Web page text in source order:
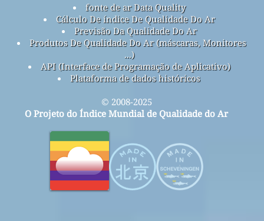
fonte de ar Data Quality
Cálculo De índice De Qualidade Do Ar
Previsão Da Qualidade Do Ar
Produtos De Qualidade Do Ar (máscaras, Monitores
...)
API (Interface de Programação de Aplicativo)
Plataforma de dados históricos
© 2008-2025
O Projeto do Índice Mundial de Qualidade do Ar